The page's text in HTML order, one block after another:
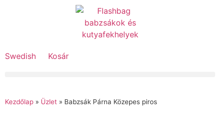
Swedish Kosár
Kezdőlap » Üzlet » Babzsák Párna Közepes piros